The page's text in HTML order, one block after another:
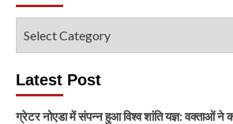
Latest Post
ग्रेटर नोएडा में संपन्न हुआ विश्व शांति यज्ञ: वक्ताओं ने